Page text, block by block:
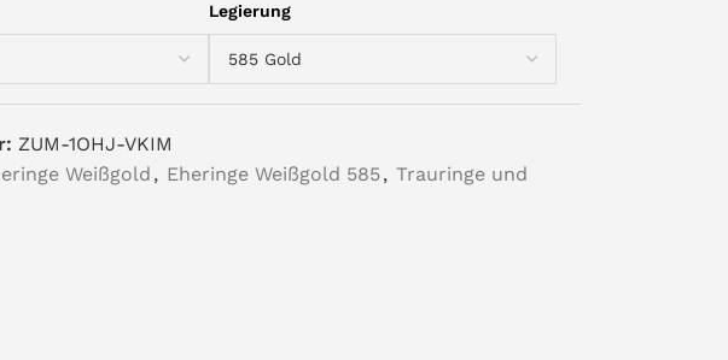
Legierung
ZUM-1OHJ-VKIM
Weißgold , Eheringe Weißgold 585, Trauringe und